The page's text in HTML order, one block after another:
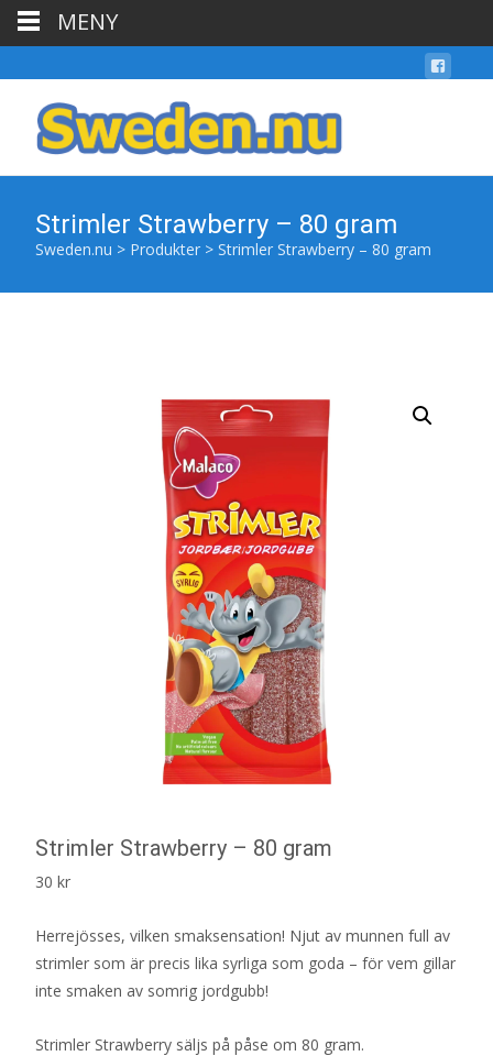
Strimler Strawberry – 80 gram
Sweden.nu > Produkter > Strimler Strawberry – 80 gram
Strimler Strawberry – 80 gram
30 kr
Herrejösses, vilken smaksensation! Njut av munnen full av
strimler som är precis lika syrliga som goda – för vem gillar
inte smaken av somrig jordgubb!
Strimler Strawberry säljs på påse om 80 gram.
MENY